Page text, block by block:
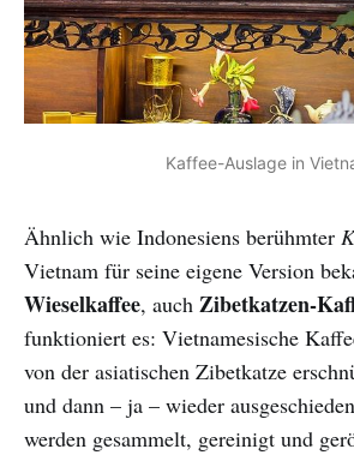
Kaffee-Auslage in
Ähnlich wie Indonesiens berühmter
Vietnam für seine eigene Version
Wieselkaffee, auch Zibetkatzen-
funktioniert es: Vietnamesische
von der asiatischen Zibetkatze
und dann – ja – wieder
werden gesammelt, gereinigt und